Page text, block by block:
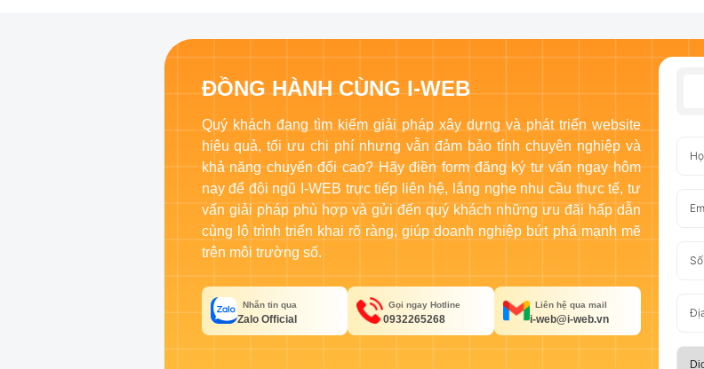
ĐỒNG HÀNH CÙNG I-WEB
Quý khách đang tìm kiếm giải pháp xây dựng và phát triển website
hiệu quả, tối ưu chi phí nhưng vẫn đảm bảo tính chuyên nghiệp và
khả năng chuyển đổi cao? Hãy điền form đăng ký tư vấn ngay hôm
nay để đội ngũ I-WEB trực tiếp liên hệ, lắng nghe nhu cầu thực tế, tư
vấn giải pháp phù hợp và gửi đến quý khách những ưu đãi hấp dẫn
cùng lộ trình triển khai rõ ràng, giúp doanh nghiệp bứt phá mạnh mẽ
trên môi trường số.
Nhắn tin qua
Zalo Official
Gọi ngay Hotline
0932265268
Liên hệ qua mail
i-web@i-web.vn